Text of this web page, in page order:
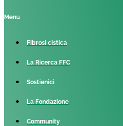
Menu
Fibrosi cistica
La Ricerca FFC
Sostienici
La Fondazione
Community